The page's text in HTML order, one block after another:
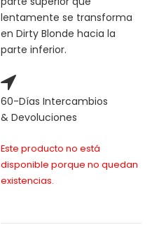
lentamente se transforma
en Dirty Blonde hacia la
parte inferior.
60-Días Intercambios
& Devoluciones
Este producto no está
disponible porque no quedan
existencias.